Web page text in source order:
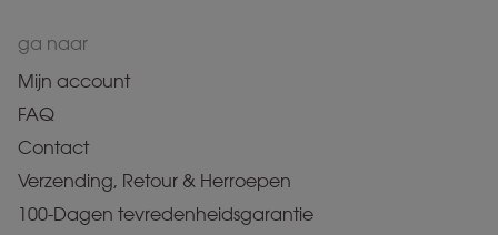
ga naar
Mijn account
FAQ
Contact
Verzending, Retour & Herroepen
100-Dagen tevredenheidsgarantie